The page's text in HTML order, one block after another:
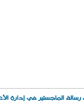
الماجستير في إدارة